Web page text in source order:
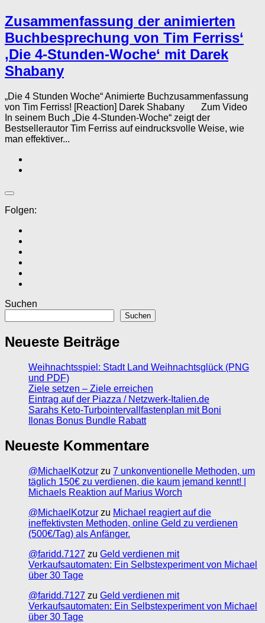
Zusammenfassung der animierten
Buchbesprechung von Tim Ferriss‘
‚Die 4-Stunden-Woche‘ mit Darek
Shabany
„Die 4 Stunden Woche“ Animierte Buchzusammenfassung
von Tim Ferriss! [Reaction] Darek Shabany Zum Video
In seinem Buch „Die 4-Stunden-Woche“ zeigt der
Bestsellerautor Tim Ferriss auf eindrucksvolle Weise, wie
man effektiver...
Folgen:
Suchen
Suchen
Neueste Beiträge
Weihnachtsspiel: Stadt Land Weihnachtsglück (PNG
und PDF)
Ziele setzen – Ziele erreichen
Eintrag auf der Piazza / Netzwerk-Italien.de
Sarahs Keto-Turbointervallfastenplan mit Boni
Ilonas Bonus Bundle Rabatt
Neueste Kommentare
@MichaelKotzur zu 7 unkonventionelle Methoden, um
täglich 150€ zu verdienen, die kaum jemand kennt! |
Michaels Reaktion auf Marius Worch
@MichaelKotzur zu Michael reagiert auf die
ineffektivsten Methoden, online Geld zu verdienen
(500€/Tag) als Anfänger.
@faridd.7127 zu Geld verdienen mit
Verkaufsautomaten: Ein Selbstexperiment von Michael
über 30 Tage
@faridd.7127 zu Geld verdienen mit
Verkaufsautomaten: Ein Selbstexperiment von Michael
über 30 Tage